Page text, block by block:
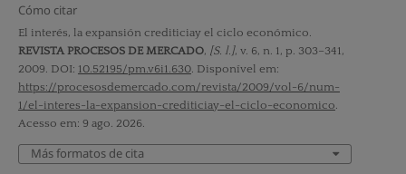
Cómo citar
El interés, la expansión crediticiay el ciclo económico.
REVISTA PROCESOS DE MERCADO, [S. l.], v. 6, n. 1, p. 303–341,
2009. DOI: 10.52195/pm.v6i1.630. Disponível em:
https://procesosdemercado.com/revista/2009/vol-6/num-
1/el-interes-la-expansion-crediticiay-el-ciclo-economico
Acesso em: 9 ago. 2026.
Más formatos de cita